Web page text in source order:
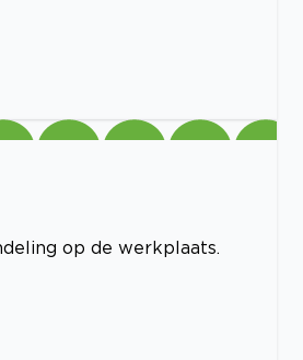
op de werkplaats.